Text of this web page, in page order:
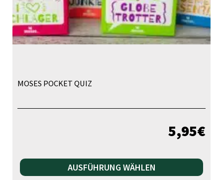
MOSES POCKET QUIZ
5,95€
AUSFÜHRUNG WÄHLEN